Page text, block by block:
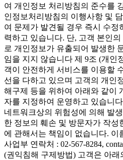
여 개인정보 처리방침의 준수를
인정보처리방침의 이행사항 및
여 문제가 발견될 경우 즉시 수정
력하고 있습니다. 단, 고객 본인
로 개인정보가 유출되어 발생한
임을 지지 않습니다 제 9조 (개인
객이 안전하게 서비스를 이용할
선을 다하고 있으며 고객의 개인
해구제 등을 위하여 아래와 같이
자를 지정하여 운영하고 있습니
네트워크상의 위험성에 의해 발
한 정보의 훼손 및 방문자가 작성
에 관해서는 책임이 없습니다. 이
사업부 연락처 : 02-567-8284,
(권익침해 구제방법) 고객은 아